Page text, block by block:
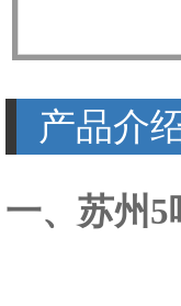
产品介
一、苏州